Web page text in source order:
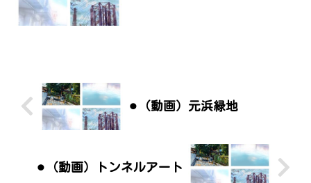
⚫︎（動画）元浜緑地
⚫︎（動画）トンネルアート